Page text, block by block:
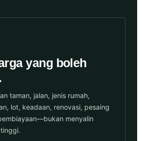
yang boleh
taman, jalan, jenis rumah,
lot, keadaan, renovasi, pesaing
menyalin